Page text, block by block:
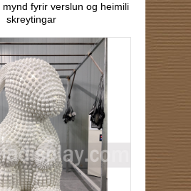
fyrir verslun og heimili
skreytingar